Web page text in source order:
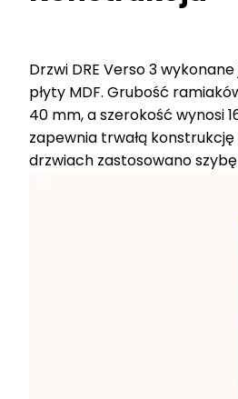
Drzwi DRE Verso 3
płyty MDF. Grubość
40 mm, a szerokość wynosi
zapewnia trwałą konstrukcję
drzwiach zastosowano